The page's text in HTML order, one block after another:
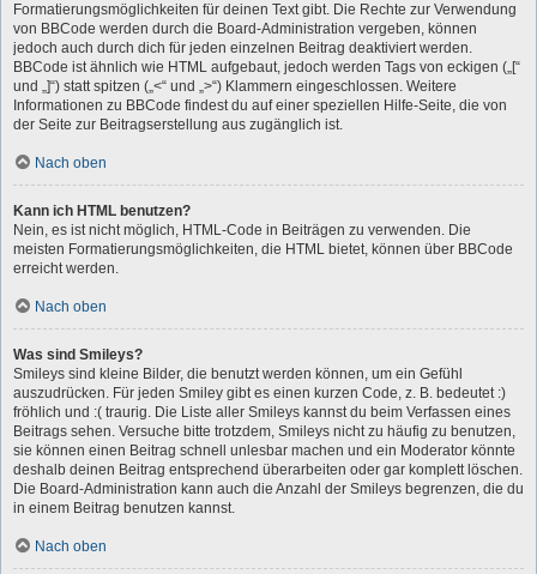
Formatierungsmöglichkeiten für deinen Text gibt. Die Rechte zur Verwendung
von BBCode werden durch die Board-Administration vergeben, können
jedoch auch durch dich für jeden einzelnen Beitrag deaktiviert werden.
BBCode ist ähnlich wie HTML aufgebaut, jedoch werden Tags von eckigen („[“
und „]“) statt spitzen („<“ und „>“) Klammern eingeschlossen. Weitere
Informationen zu BBCode findest du auf einer speziellen Hilfe-Seite, die von
der Seite zur Beitragserstellung aus zugänglich ist.
Nach oben
Kann ich HTML benutzen?
Nein, es ist nicht möglich, HTML-Code in Beiträgen zu verwenden. Die
meisten Formatierungsmöglichkeiten, die HTML bietet, können über BBCode
erreicht werden.
Nach oben
Was sind Smileys?
Smileys sind kleine Bilder, die benutzt werden können, um ein Gefühl
auszudrücken. Für jeden Smiley gibt es einen kurzen Code, z. B. bedeutet :)
fröhlich und :( traurig. Die Liste aller Smileys kannst du beim Verfassen eines
Beitrags sehen. Versuche bitte trotzdem, Smileys nicht zu häufig zu benutzen,
sie können einen Beitrag schnell unlesbar machen und ein Moderator könnte
deshalb deinen Beitrag entsprechend überarbeiten oder gar komplett löschen.
Die Board-Administration kann auch die Anzahl der Smileys begrenzen, die du
in einem Beitrag benutzen kannst.
Nach oben